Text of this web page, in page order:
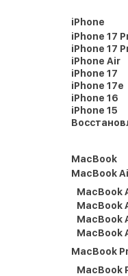
iPhone
iPhone 17
iPhone 17
iPhone Air
iPhone 17
iPhone 17e
iPhone 16
iPhone 15
MacBook
MacBook
MacBook
MacBook
MacBook
MacBook
MacBook
MacBook